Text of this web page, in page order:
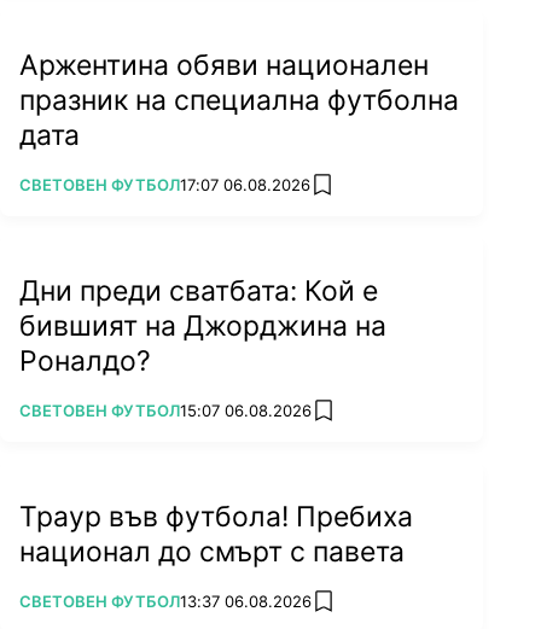
Аржентина обяви национален
празник на специална футболна
дата
ПОВЕЧЕ ОТ
СВЕТОВЕН ФУТБОЛ17:07 06.08.2026 add favorites
Дни преди сватбата: Кой е
бившият на Джорджина на
Роналдо?
ПОВЕЧЕ ОТ
СВЕТОВЕН ФУТБОЛ15:07 06.08.2026 add favorites
Траур във футбола! Пребиха
национал до смърт с павета
ПОВЕЧЕ ОТ
СВЕТОВЕН ФУТБОЛ13:37 06.08.2026 add favorites